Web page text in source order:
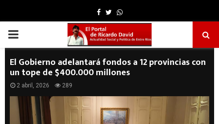
Facebook
TwitterWhatsapp
PRIMARY
MENU
El Gobierno adelantará fondos a 12 provincias con
un tope de $400.000 millones
2 abril, 2026 289